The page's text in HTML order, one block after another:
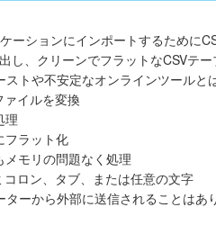
ーションにインポートするために
し、クリーンでフラットなCSVテ
トや不安定なオンラインツールと
ァイルを変換
理
フラット化
モリの問題なく処理
ロン、タブ、または任意の文字
ーから外部に送信されることはあ